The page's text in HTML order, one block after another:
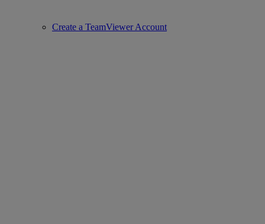
Create a TeamViewer Account